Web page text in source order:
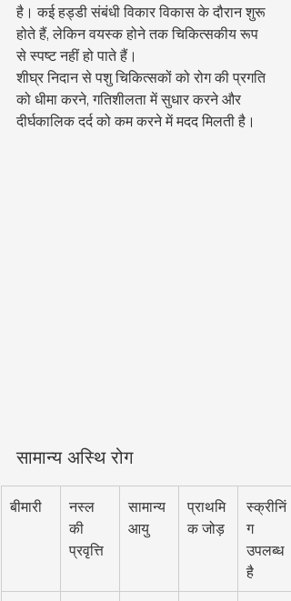
है। कई हड्डी संबंधी विकार विकास के दौरान शुरू
होते हैं, लेकिन वयस्क होने तक चिकित्सकीय रूप
से स्पष्ट नहीं हो पाते हैं।
शीघ्र निदान से पशु चिकित्सकों को रोग की प्रगति
को धीमा करने, गतिशीलता में सुधार करने और
दीर्घकालिक दर्द को कम करने में मदद मिलती है।
सामान्य अस्थि रोग
बीमारी
नस्ल
की
प्रवृत्ति
सामान्य
आयु
प्राथमि
क जोड़
स्क्रीनिं
ग
उपलब्ध
है